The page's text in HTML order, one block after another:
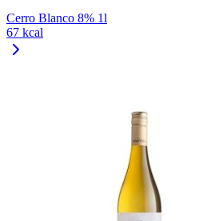
Cerro Blanco 8% 1l
67 kcal